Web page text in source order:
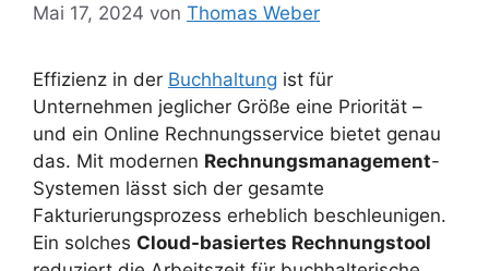
Mai 17, 2024 von Thomas Weber
Effizienz in der Buchhaltung ist für
Unternehmen jeglicher Größe eine Priorität –
und ein Online Rechnungsservice bietet genau
das. Mit modernen Rechnungsmanagement-
Systemen lässt sich der gesamte
Fakturierungsprozess erheblich beschleunigen.
Ein solches Cloud-basiertes Rechnungstool